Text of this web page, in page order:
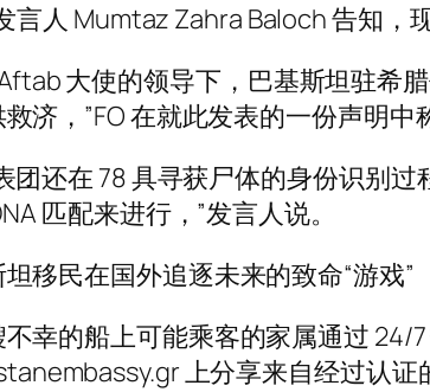
言人 Mumtaz Zahra Baloch 告知，
大使的领导下，巴基斯坦驻希
济，”FO 在就此发表的一份声明中
团还在 78 具寻获尸体的身份识别
匹配来进行，”发言人说。
移民在国外追逐未来的致命“游戏”
幸的船上可能乘客的家属通过 24/
上分享来自经过认证